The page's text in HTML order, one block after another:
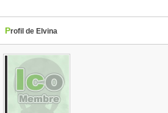
Profil de Elvina